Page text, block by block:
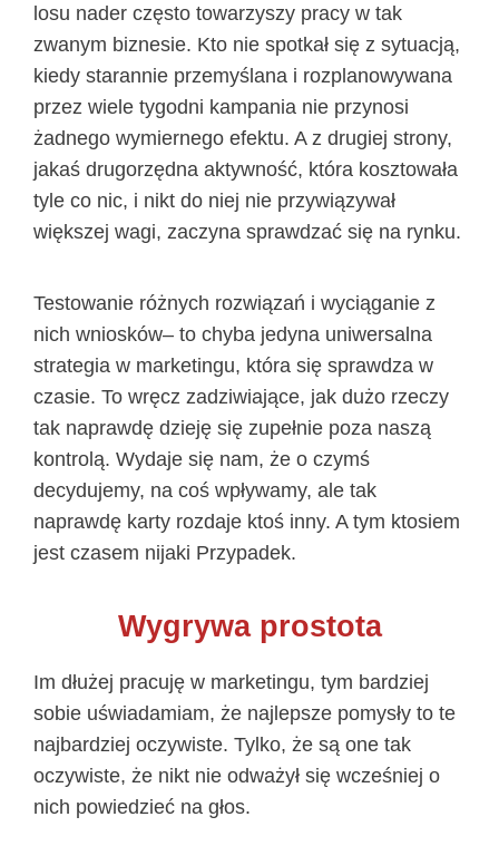
losu nader często towarzyszy pracy w tak
zwanym biznesie. Kto nie spotkał się z sytuacją,
kiedy starannie przemyślana i rozplanowywana
przez wiele tygodni kampania nie przynosi
żadnego wymiernego efektu. A z drugiej strony,
jakaś drugorzędna aktywność, która kosztowała
tyle co nic, i nikt do niej nie przywiązywał
większej wagi, zaczyna sprawdzać się na rynku.
Testowanie różnych rozwiązań i wyciąganie z
nich wniosków– to chyba jedyna uniwersalna
strategia w marketingu, która się sprawdza w
czasie. To wręcz zadziwiające, jak dużo rzeczy
tak naprawdę dzieję się zupełnie poza naszą
kontrolą. Wydaje się nam, że o czymś
decydujemy, na coś wpływamy, ale tak
naprawdę karty rozdaje ktoś inny. A tym ktosiem
jest czasem nijaki Przypadek.
Wygrywa prostota
Im dłużej pracuję w marketingu, tym bardziej
sobie uświadamiam, że najlepsze pomysły to te
najbardziej oczywiste. Tylko, że są one tak
oczywiste, że nikt nie odważył się wcześniej o
nich powiedzieć na głos.